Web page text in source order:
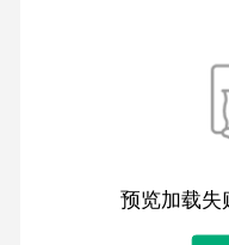
预览加载失